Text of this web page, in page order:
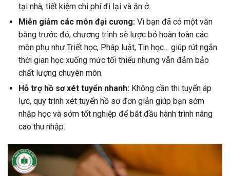
tại nhà, tiết kiệm chi phí đi lại và ăn ở.
Miễn giảm các môn đại cương:Vì bạn đã có một văn
bằng trước đó, chương trình sẽ lược bỏ hoàn toàn các
môn phụ như Triết học, Pháp luật, Tin học… giúp rút ngắn
thời gian học xuống mức tối thiểu nhưng vẫn đảm bảo
chất lượng chuyên môn.
Hỗ trợ hồ sơ xét tuyển nhanh:Không cần thi tuyển áp
lực, quy trình xét tuyển hồ sơ đơn giản giúp bạn sớm
nhập học và sớm tốt nghiệp để bắt đầu hành trình nâng
cao thu nhập.